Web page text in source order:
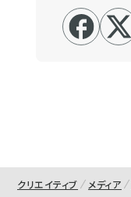
クリエイティブ メディア